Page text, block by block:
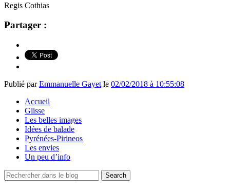
Regis Cothias
Partager :
Publié parEmmanuelle Gayet le 02/02/2018 à 10:55:08
Accueil
Glisse
Les belles images
Idées de balade
Pyrénées-Pirineos
Les envies
Un peu d’info